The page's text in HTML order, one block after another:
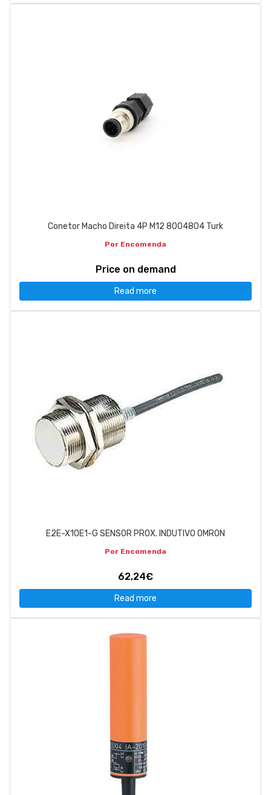
Conetor Macho Direita 4P M12 8004804 Turk
Por Encomenda
Price on demand
Read more
E2E-X10E1-G SENSOR PROX. INDUTIVO OMRON
Por Encomenda
62,24€
Read more